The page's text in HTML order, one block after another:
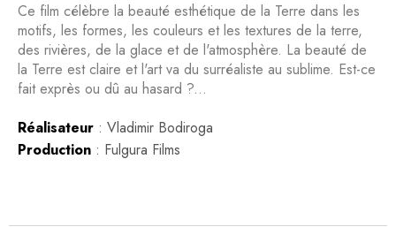
Ce film célèbre la beauté esthétique de la Terre dans les
motifs, les formes, les couleurs et les textures de la terre,
des rivières, de la glace et de l'atmosphère. La beauté de
la Terre est claire et l'art va du surréaliste au sublime. Est-ce
fait exprès ou dû au hasard ?...
Réalisateur : Vladimir Bodiroga
Production : Fulgura Films